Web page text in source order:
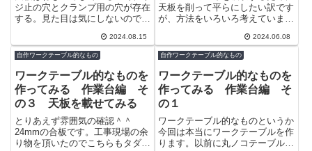
ジ止の穴とクランプ用の穴が存在
する。見た目は気にしないので放
ってねじ止めの穴にクランプを突
っ込みそう...
2024.08.15
天板を削って平らにしたい訳です
が、方法をいろいろ考えていまし
ーで削ろうかと思ったがガイドレ
ールを作る...
2024.06.08
自作ワークテーブル的なもの
ワークテーブル的なものを
作ってみる 作業台編 そ
の３ 天板を載せてみる
とりあえず雰囲気の確認＾＾
24mmの合板です。工事現場の余
り物を頂いたのでこちらもタダで
自作ワークテーブル的なもの
ワークテーブル的なものを
作ってみる 作業台編 そ
の１
ワークテーブル的なものというか
今回は本当にワークテーブルを作
ります。以前に丸ノコテーブルを